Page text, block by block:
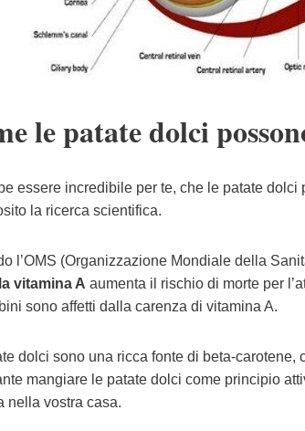
le patate dolci
essere incredibile per te, che le patate
la ricerca scientifica.
l’OMS (Organizzazione Mondiale della
la vitamina A aumenta il rischio di morte per
sono affetti dalla carenza di vitamina A.
dolci sono una ricca fonte di beta-
mangiare le patate dolci come principio
nella vostra casa.